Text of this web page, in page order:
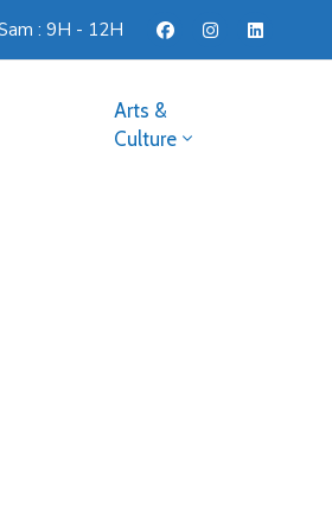
: 9H - 12H
Arts &
Culture